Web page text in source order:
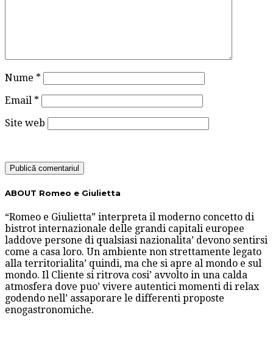
Nume *
Email *
Site web
ABOUT Romeo e Giulietta
“Romeo e Giulietta” interpreta il moderno concetto di
bistrot internazionale delle grandi capitali europee
laddove persone di qualsiasi nazionalita’ devono sentirsi
come a casa loro. Un ambiente non strettamente legato
alla territorialita’ quindi, ma che si apre al mondo e sul
mondo. Il Cliente si ritrova cosi’ avvolto in una calda
atmosfera dove puo’ vivere autentici momenti di relax
godendo nell’ assaporare le differenti proposte
enogastronomiche.